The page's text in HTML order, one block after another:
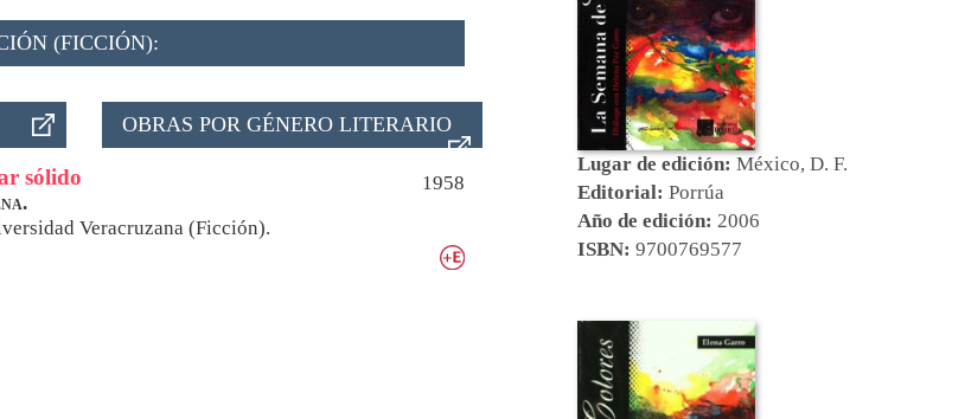
Lugar de edición: México, D. F.
Editorial: Porrúa
Año de edición: 2006
ISBN: 9700769577
(FICCIÓN):
OBRAS POR GÉNERO LITERARIO
sólido
1958
Veracruzana (Ficción).